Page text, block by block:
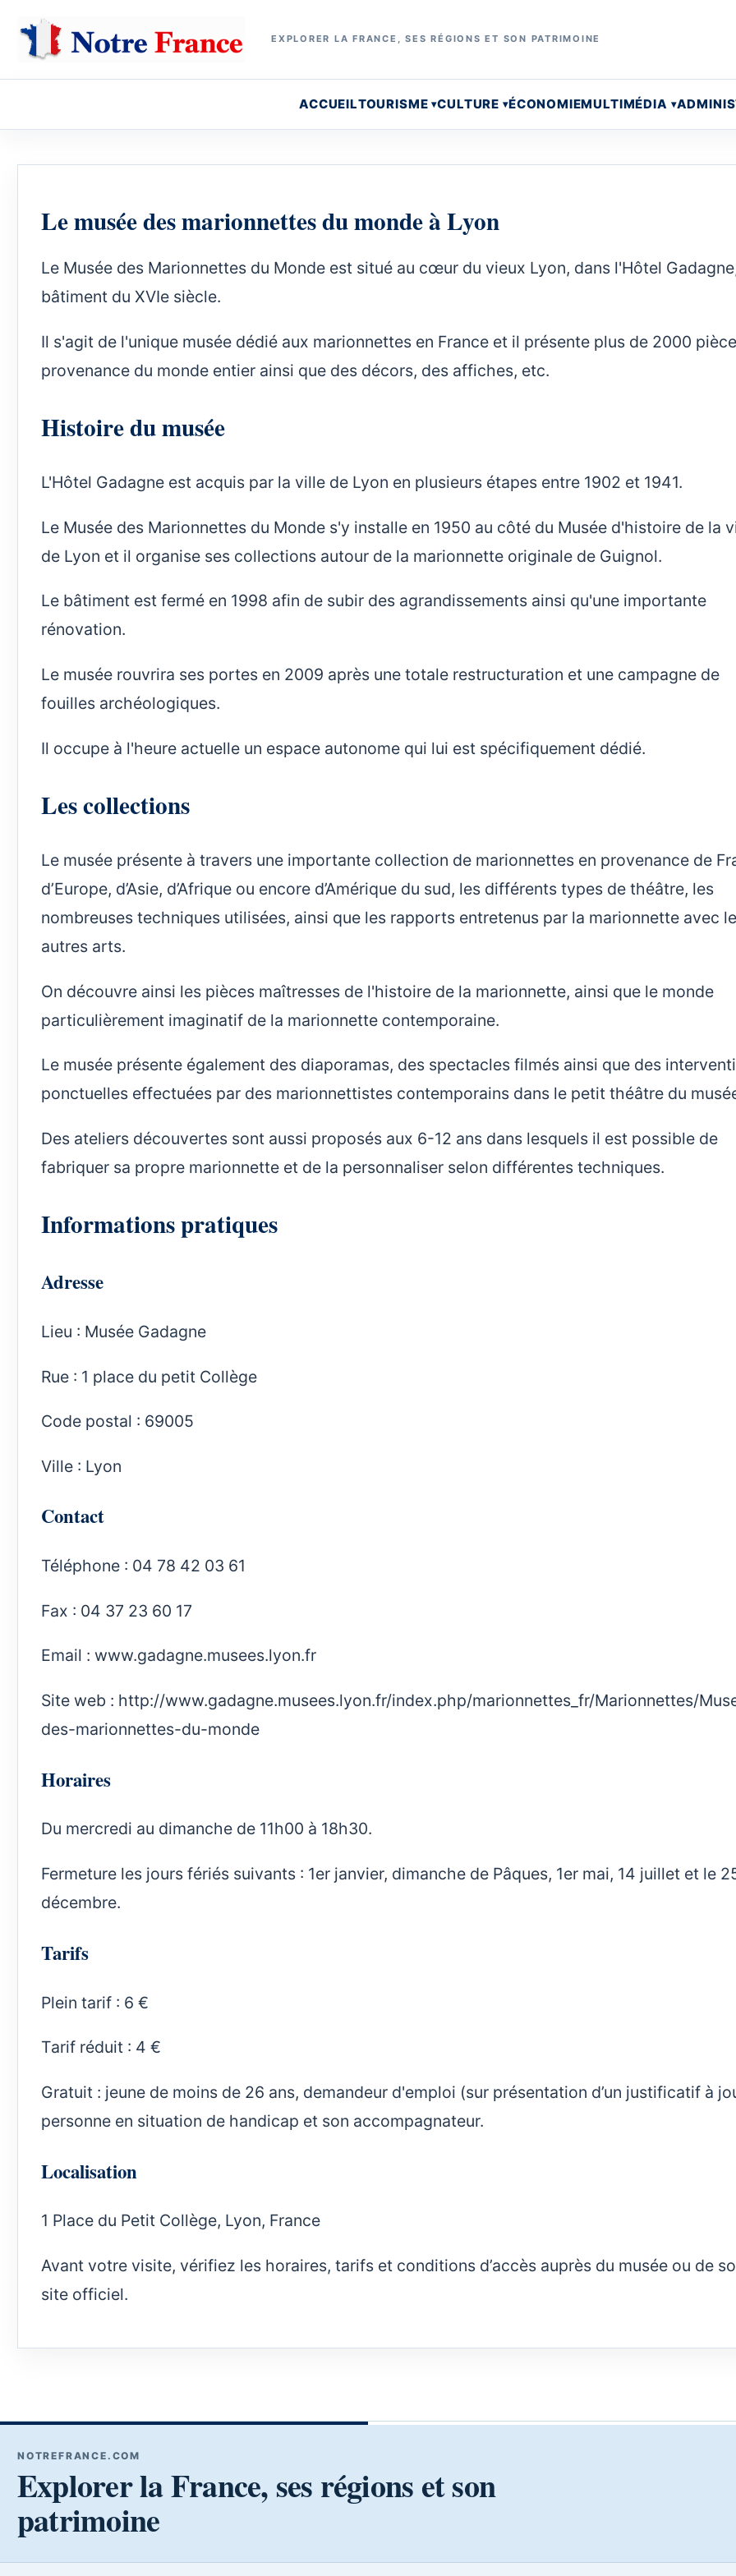
EXPLORER LA FRANCE, SES RÉGIONS ET SON PATRIMOINE
ACCUEILTOURISME CULTURE ÉCONOMIEMULTIMÉDIA
Le musée des marionnettes du monde à Lyon
Le Musée des Marionnettes du Monde est situé au cœur du vieux Lyon, dans l'Hôtel
bâtiment du XVIe siècle.
Il s'agit de l'unique musée dédié aux marionnettes en France et il présente plus de 2000
provenance du monde entier ainsi que des décors, des affiches, etc.
Histoire du musée
L'Hôtel Gadagne est acquis par la ville de Lyon en plusieurs étapes entre 1902 et 1941.
Le Musée des Marionnettes du Monde s'y installe en 1950 au côté du Musée d'histoire de la
de Lyon et il organise ses collections autour de la marionnette originale de Guignol.
Le bâtiment est fermé en 1998 afin de subir des agrandissements ainsi qu'une importante
rénovation.
Le musée rouvrira ses portes en 2009 après une totale restructuration et une campagne de
fouilles archéologiques.
Il occupe à l'heure actuelle un espace autonome qui lui est spécifiquement dédié.
Les collections
Le musée présente à travers une importante collection de marionnettes en provenance de
d’Europe, d’Asie, d’Afrique ou encore d’Amérique du sud, les différents types de théâtre, les
nombreuses techniques utilisées, ainsi que les rapports entretenus par la marionnette avec
autres arts.
On découvre ainsi les pièces maîtresses de l'histoire de la marionnette, ainsi que le monde
particulièrement imaginatif de la marionnette contemporaine.
Le musée présente également des diaporamas, des spectacles filmés ainsi que des
ponctuelles effectuées par des marionnettistes contemporains dans le petit théâtre du
Des ateliers découvertes sont aussi proposés aux 6-12 ans dans lesquels il est possible de
fabriquer sa propre marionnette et de la personnaliser selon différentes techniques.
Informations pratiques
Adresse
Lieu : Musée Gadagne
Rue : 1 place du petit Collège
Code postal : 69005
Ville : Lyon
Contact
Téléphone : 04 78 42 03 61
Fax : 04 37 23 60 17
Email : www.gadagne.musees.lyon.fr
Site web : http://www.gadagne.musees.lyon.fr/index.php/marionnettes_fr/Marionnettes/
des-marionnettes-du-monde
Horaires
Du mercredi au dimanche de 11h00 à 18h30.
Fermeture les jours fériés suivants : 1er janvier, dimanche de Pâques, 1er mai, 14 juillet et le
décembre.
Tarifs
Plein tarif : 6 €
Tarif réduit : 4 €
Gratuit : jeune de moins de 26 ans, demandeur d'emploi (sur présentation d’un justificatif à
personne en situation de handicap et son accompagnateur.
Localisation
1 Place du Petit Collège, Lyon, France
Avant votre visite, vérifiez les horaires, tarifs et conditions d’accès auprès du musée ou de
site officiel.
NOTREFRANCE.COM
Explorer la France, ses régions et son
patrimoine